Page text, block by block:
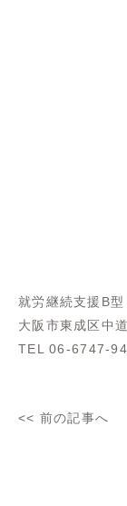
就労継続支援B
大阪市東成区中
TEL 06-6747-
<< 前の記事へ